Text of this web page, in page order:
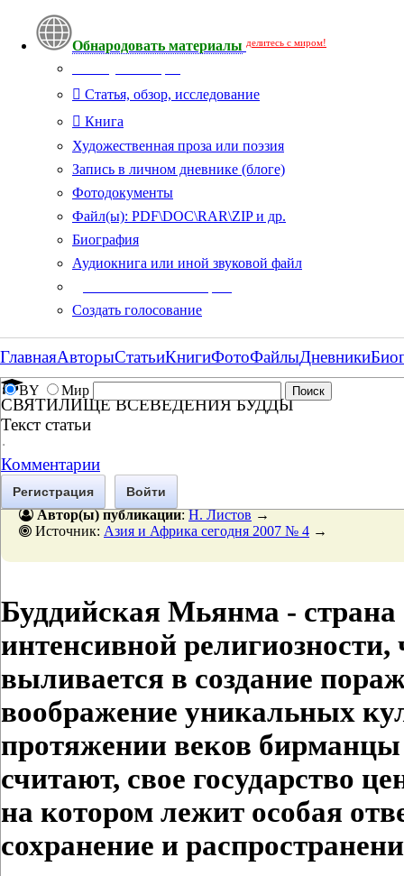
Обнародовать материалы делитесь с миром!
Статья, обзор, исследование
Книга
Художественная проза или поэзия
Запись в личном дневнике (блоге)
Фотодокументы
Файл(ы): PDF\DOC\RAR\ZIP и др.
Биография
Аудиокнига или иной звуковой файл
Создать голосование
BY Мир
ГлавнаяАвторыСтатьиКнигиФотоФайлыДневники
СВЯТИЛИЩЕ ВСЕВЕДЕНИЯ БУДДЫ
Текст статьи
·
Комментарии
Регистрация Войти
Автор(ы) публикации:Н. Листов→
Источник: Азия и Африка сегодня 2007 № 4 →
Буддийская Мьянма - страна
интенсивной религиозности,
выливается в создание
воображение уникальных
протяжении веков бирманцы
считают, свое государство
на котором лежит особая
сохранение и